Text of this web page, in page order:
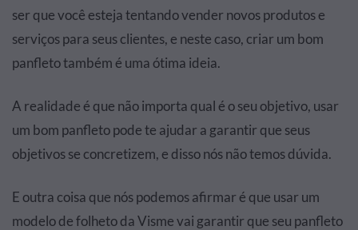
ser que você esteja tentando vender novos produtos e
serviços para seus clientes, e neste caso, criar um bom
panfleto também é uma ótima ideia.
A realidade é que não importa qual é o seu objetivo, usar
um bom panfleto pode te ajudar a garantir que seus
objetivos se concretizem, e disso nós não temos dúvida.
E outra coisa que nós podemos afirmar é que usar um
modelo de folheto da Visme vai garantir que seu panfleto